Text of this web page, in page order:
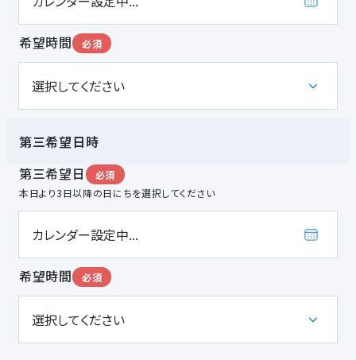
必須
希望時間
第三希望日時
必須
第三希望日
本日より3日以降の日にちを選択してください
必須
希望時間